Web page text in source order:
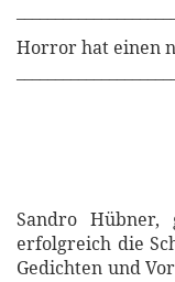
Horror hat einen
Sandro Hübner,
erfolgreich die
Gedichten und